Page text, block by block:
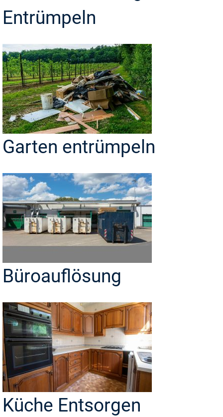
Entrümpeln
Garten entrümpeln
Büroauflösung
Küche Entsorgen